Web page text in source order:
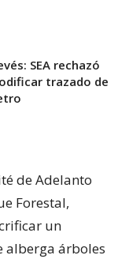
SEA rechazó
trazado de
de Adelanto
Forestal,
un
alberga árboles